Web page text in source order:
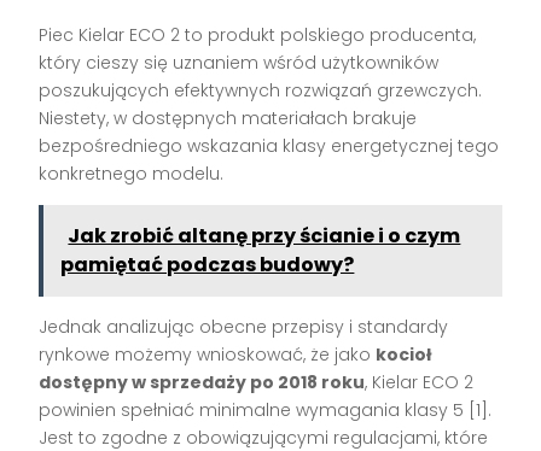
Piec Kielar ECO 2 to produkt polskiego producenta,
który cieszy się uznaniem wśród użytkowników
poszukujących efektywnych rozwiązań grzewczych.
Niestety, w dostępnych materiałach brakuje
bezpośredniego wskazania klasy energetycznej tego
konkretnego modelu.
Jak zrobić altanę przy ścianie i o czym
pamiętać podczas budowy?
Jednak analizując obecne przepisy i standardy
rynkowe możemy wnioskować, że jako kocioł
dostępny w sprzedaży po 2018 roku, Kielar ECO 2
powinien spełniać minimalne wymagania klasy 5 [1].
Jest to zgodne z obowiązującymi regulacjami, które